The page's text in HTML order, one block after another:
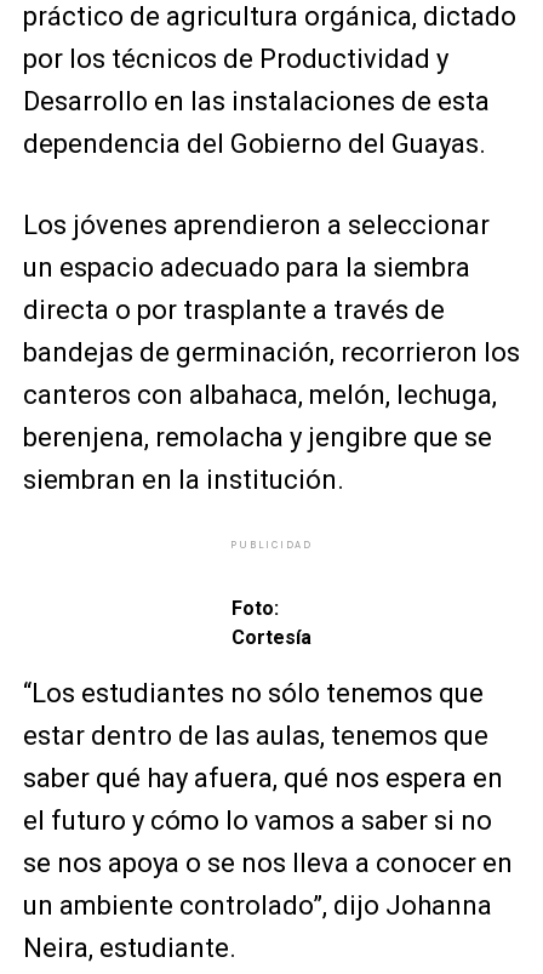
práctico de agricultura orgánica, dictado
por los técnicos de Productividad y
Desarrollo en las instalaciones de esta
dependencia del Gobierno del Guayas.
Los jóvenes aprendieron a seleccionar
un espacio adecuado para la siembra
directa o por trasplante a través de
bandejas de germinación, recorrieron los
canteros con albahaca, melón, lechuga,
berenjena, remolacha y jengibre que se
siembran en la institución.
PUBLICIDAD
Foto:
Cortesía
“Los estudiantes no sólo tenemos que
estar dentro de las aulas, tenemos que
saber qué hay afuera, qué nos espera en
el futuro y cómo lo vamos a saber si no
se nos apoya o se nos lleva a conocer en
un ambiente controlado”, dijo Johanna
Neira, estudiante.